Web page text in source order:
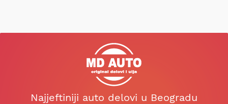
Najjeftiniji auto delovi u Beogradu